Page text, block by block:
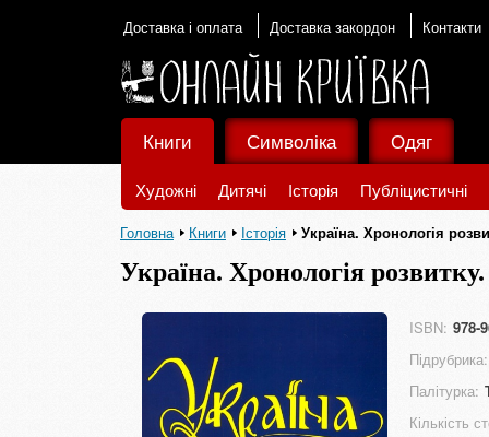
Доставка і оплата Доставка закордон Контакти
Книги
Художні Дитячі Історія Публіцистичні
Символіка Одяг
Головна Книги Історія Україна. Хронологія
Україна. Хронологія
ISBN: 978-
Підрубрика:
Палітурка:
Кількість